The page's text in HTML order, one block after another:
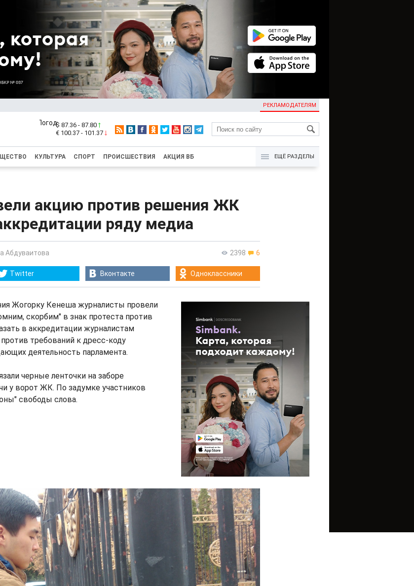
РЕКЛАМОДАТЕЛЯМ
KG
$ 87.36 - 87.80
€ 100.37 - 101.37
КУЛЬТУРА СПОРТ ПРОИСШЕСТВИЯ АКЦИЯ ВБ ЕЩЁ РАЗДЕЛЫ
акцию против решения ЖК
ряду медиа
2398 6
Абдуваитова
Twitter Вконтакте Одноклассники
Жогорку Кенеша журналисты провели
скорбим" в знак протеста против
в аккредитации журналистам
требований к дресс-коду
деятельность парламента.
черные ленточки на заборе
у ворот ЖК. По задумке участников
свободы слова.